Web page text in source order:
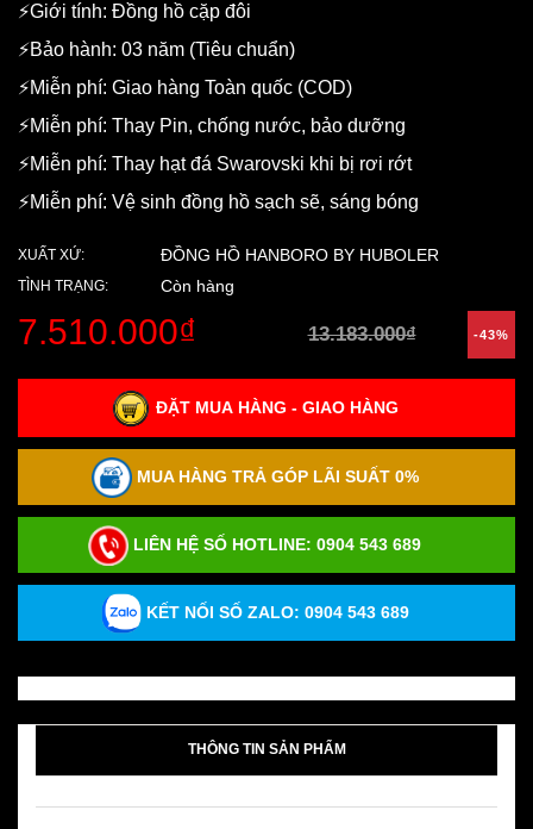
⚡️Giới tính: Đồng hồ cặp đôi
⚡️Bảo hành: 03 năm (Tiêu chuẩn)
⚡️Miễn phí: Giao hàng Toàn quốc (COD)
⚡️Miễn phí: Thay Pin, chống nước, bảo dưỡng
⚡️Miễn phí: Thay hạt đá Swarovski khi bị rơi rớt
⚡️Miễn phí: Vệ sinh đồng hồ sạch sẽ, sáng bóng
XUẤT XỨ: ĐỒNG HỒ HANBORO BY HUBOLER
TÌNH TRẠNG: Còn hàng
7.510.000₫ 13.183.000₫ -43%
ĐẶT MUA HÀNG - GIAO HÀNG
MUA HÀNG TRẢ GÓP LÃI SUẤT 0%
LIÊN HỆ SỐ HOTLINE: 0904 543 689
KẾT NỐI SỐ ZALO: 0904 543 689
THÔNG TIN SẢN PHẨM